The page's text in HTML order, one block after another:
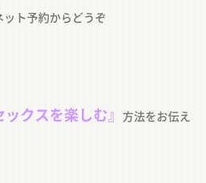
ト予約からどうぞ
クスを楽しむ』 方法をお伝え